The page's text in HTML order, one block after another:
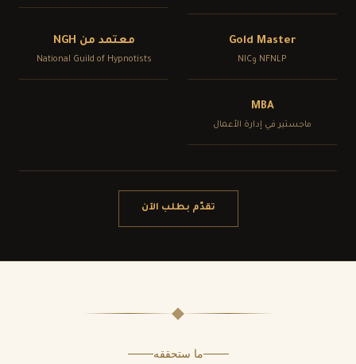
Gold Master
NFNLP وNIC
معتمد من NGH
National Guild of Hypnotists
MBA
ماجستير في إدارة الأعمال
تقدّم بطلب الآن
ما ستحققه